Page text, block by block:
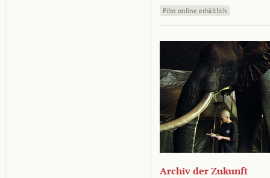
Film online erhältlich
Archiv der Zukunft